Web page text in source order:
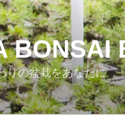
BONSAI
りの盆栽をあなたに